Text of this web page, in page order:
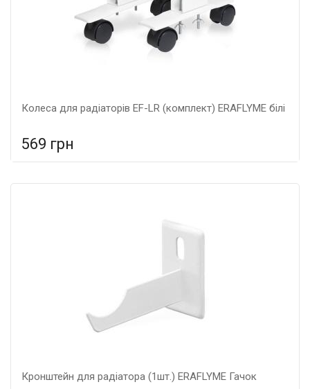
Колеса для радіаторів EF-LR (комплект) ERAFLYME білі
569 грн
Кронштейн для радіатора (1шт.) ERAFLYME Гачок